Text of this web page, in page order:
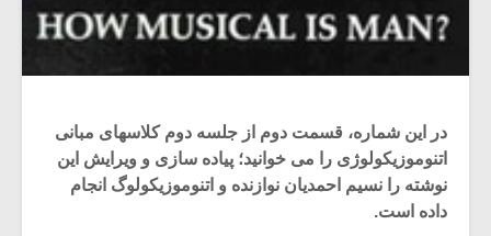
در این شماره، قسمت دوم از جلسه دوم کلاسهای مبانی
اتنوموزیکولوژی را می خوانید؛ پیاده سازی و ویرایش این
نوشته را نسیم احمدیان نوازنده و اتنوموزیکولوگ انجام
داده است.